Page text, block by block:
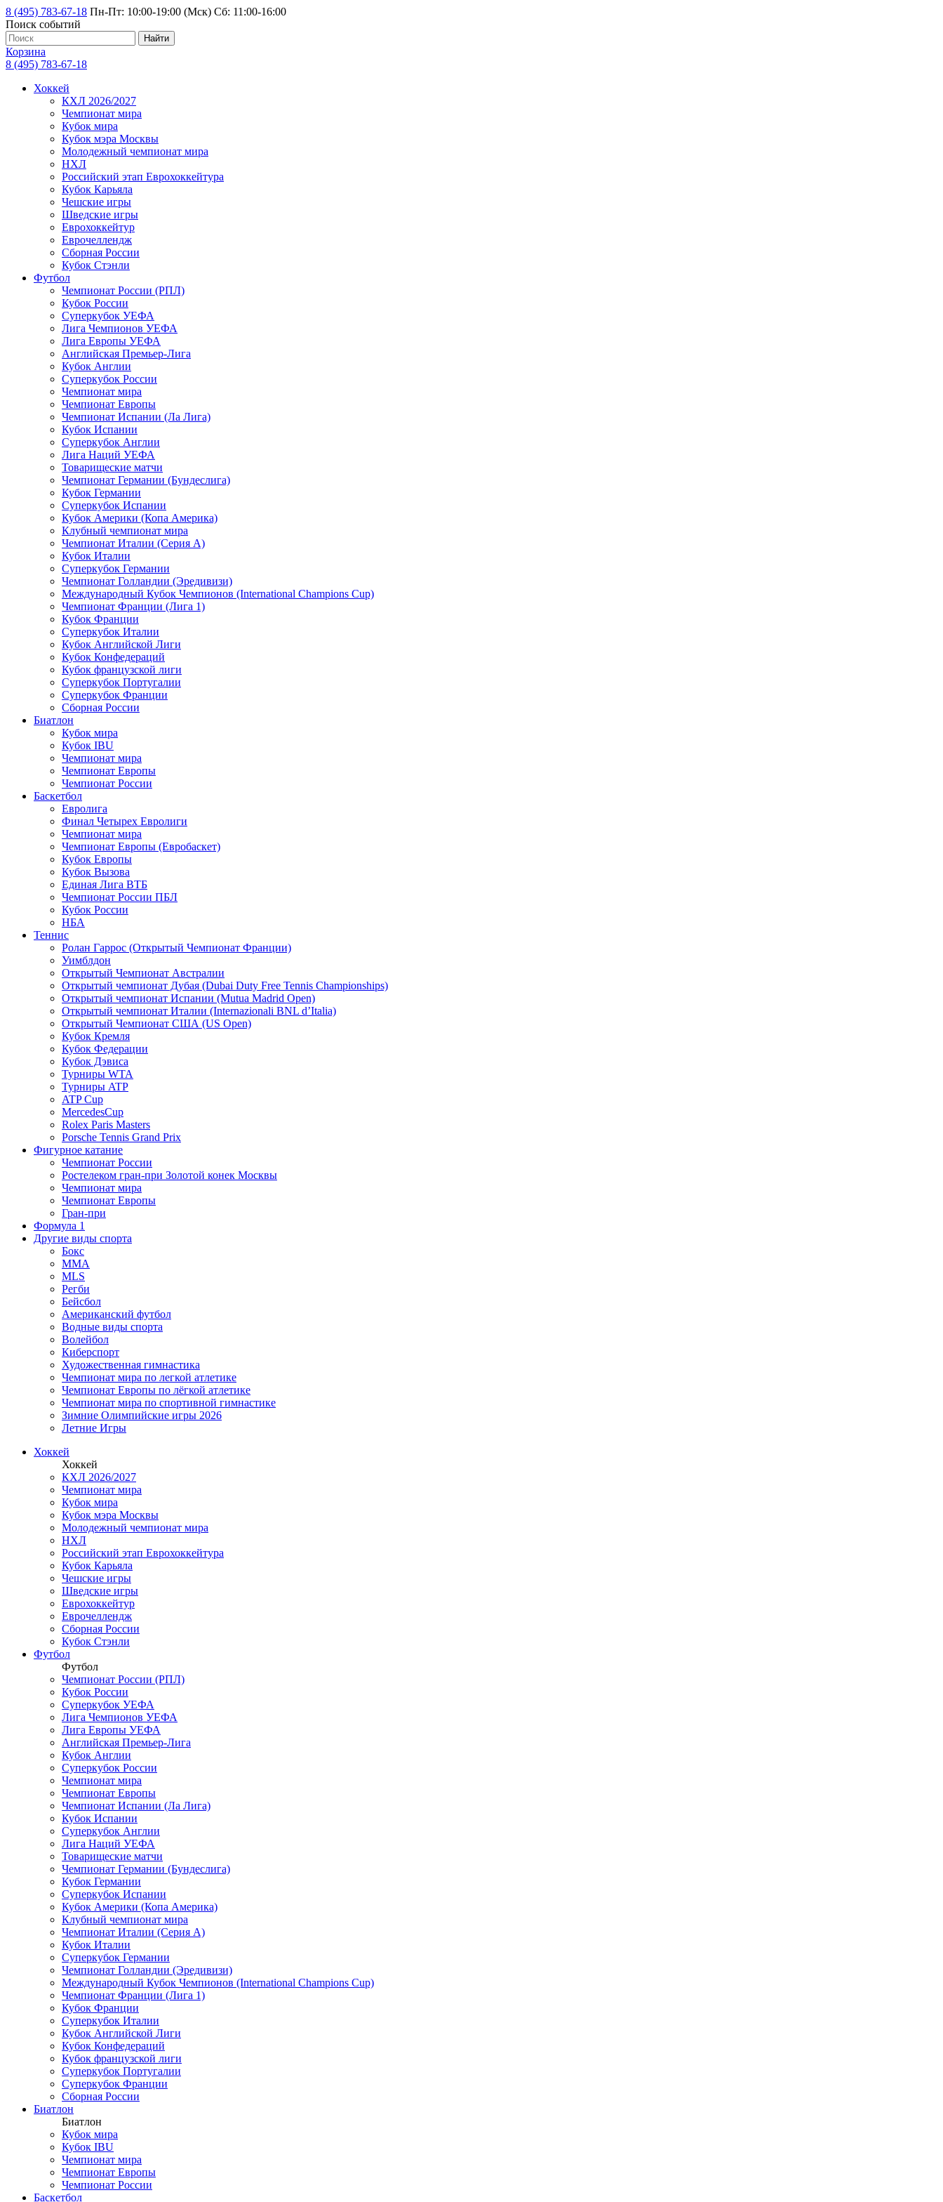
8 (495) 783-67-18 Пн-Пт: 10:00-19:00 (Мск) Сб: 11:00-16:00
Поиск событий
Найти
Корзина
8 (495) 783-67-18
Хоккей
КХЛ 2026/2027
Чемпионат мира
Кубок мира
Кубок мэра Москвы
Молодежный чемпионат мира
НХЛ
Российский этап Еврохоккейтура
Кубок Карьяла
Чешские игры
Шведские игры
Еврохоккейтур
Еврочеллендж
Сборная России
Кубок Стэнли
Футбол
Чемпионат России (РПЛ)
Кубок России
Суперкубок УЕФА
Лига Чемпионов УЕФА
Лига Европы УЕФА
Английская Премьер-Лига
Кубок Англии
Суперкубок России
Чемпионат мира
Чемпионат Европы
Чемпионат Испании (Ла Лига)
Кубок Испании
Суперкубок Англии
Лига Наций УЕФА
Товарищеские матчи
Чемпионат Германии (Бундеслига)
Кубок Германии
Суперкубок Испании
Кубок Америки (Копа Америка)
Клубный чемпионат мира
Чемпионат Италии (Серия А)
Кубок Италии
Суперкубок Германии
Чемпионат Голландии (Эредивизи)
Международный Кубок Чемпионов (International Champions Cup)
Чемпионат Франции (Лига 1)
Кубок Франции
Суперкубок Италии
Кубок Английской Лиги
Кубок Конфедераций
Кубок французской лиги
Суперкубок Португалии
Суперкубок Франции
Сборная России
Биатлон
Кубок мира
Кубок IBU
Чемпионат мира
Чемпионат Европы
Чемпионат России
Баскетбол
Евролига
Финал Четырех Евролиги
Чемпионат мира
Чемпионат Европы (Евробаскет)
Кубок Европы
Кубок Вызова
Единая Лига ВТБ
Чемпионат России ПБЛ
Кубок России
НБА
Теннис
Ролан Гаррос (Открытый Чемпионат Франции)
Уимблдон
Открытый Чемпионат Австралии
Открытый чемпионат Дубая (Dubai Duty Free Tennis Championships)
Открытый чемпионат Испании (Mutua Madrid Open)
Открытый чемпионат Италии (Internazionali BNL d’Italia)
Открытый Чемпионат США (US Open)
Кубок Кремля
Кубок Федерации
Кубок Дэвиса
Турниры WTA
Турниры ATP
ATP Cup
MercedesCup
Rolex Paris Masters
Porsche Tennis Grand Prix
Фигурное катание
Чемпионат России
Ростелеком гран-при Золотой конек Москвы
Чемпионат мира
Чемпионат Европы
Гран-при
Формула 1
Другие виды спорта
Бокс
MMA
MLS
Регби
Бейсбол
Американский футбол
Водные виды спорта
Волейбол
Киберспорт
Художественная гимнастика
Чемпионат мира по легкой атлетике
Чемпионат Европы по лёгкой атлетике
Чемпионат мира по спортивной гимнастике
Зимние Олимпийские игры 2026
Летние Игры
Хоккей
Хоккей
КХЛ 2026/2027
Чемпионат мира
Кубок мира
Кубок мэра Москвы
Молодежный чемпионат мира
НХЛ
Российский этап Еврохоккейтура
Кубок Карьяла
Чешские игры
Шведские игры
Еврохоккейтур
Еврочеллендж
Сборная России
Кубок Стэнли
Футбол
Футбол
Чемпионат России (РПЛ)
Кубок России
Суперкубок УЕФА
Лига Чемпионов УЕФА
Лига Европы УЕФА
Английская Премьер-Лига
Кубок Англии
Суперкубок России
Чемпионат мира
Чемпионат Европы
Чемпионат Испании (Ла Лига)
Кубок Испании
Суперкубок Англии
Лига Наций УЕФА
Товарищеские матчи
Чемпионат Германии (Бундеслига)
Кубок Германии
Суперкубок Испании
Кубок Америки (Копа Америка)
Клубный чемпионат мира
Чемпионат Италии (Серия А)
Кубок Италии
Суперкубок Германии
Чемпионат Голландии (Эредивизи)
Международный Кубок Чемпионов (International Champions Cup)
Чемпионат Франции (Лига 1)
Кубок Франции
Суперкубок Италии
Кубок Английской Лиги
Кубок Конфедераций
Кубок французской лиги
Суперкубок Португалии
Суперкубок Франции
Сборная России
Биатлон
Биатлон
Кубок мира
Кубок IBU
Чемпионат мира
Чемпионат Европы
Чемпионат России
Баскетбол